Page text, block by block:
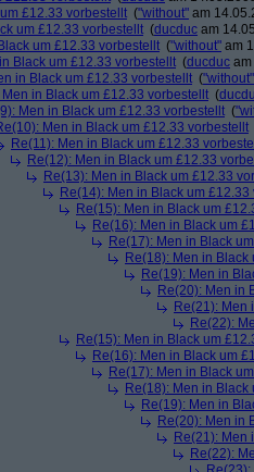
£12.33 vorbestellt ("without" am
um £12.33 vorbestellt (ducduc am
um £12.33 vorbestellt ("without" am
Black um £12.33 vorbestellt (ducduc
in Black um £12.33 vorbestellt ("without"
Men in Black um £12.33 vorbestellt (
Men in Black um £12.33 vorbestellt (
Men in Black um £12.33 vorbestellt
Re(11): Men in Black um £12.33
Re(12): Men in Black um £12.33
Re(13): Men in Black um £12.33
Re(14): Men in Black um £12.33
Re(15): Men in Black um
Re(16): Men in Black um
Re(17): Men in Black
Re(18): Men in
Re(19): Men in
Re(20): Men in
Re(21): Men
Re(22):
Re(15): Men in Black um
Re(16): Men in Black um
Re(17): Men in Black
Re(18): Men in
Re(19): Men in
Re(20): Men in
Re(21): Men
Re(22):